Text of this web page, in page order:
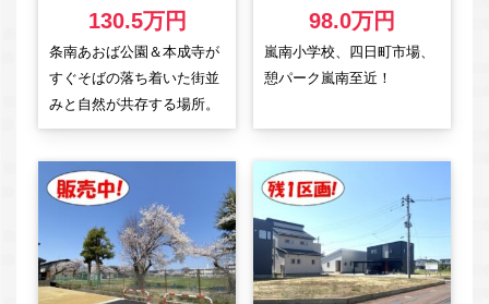
130.5万円
条南あおば公園＆本成寺が
すぐそばの落ち着いた街並
みと自然が共存する場所。
98.0万円
嵐南小学校、四日町市場、
憩パーク嵐南至近！